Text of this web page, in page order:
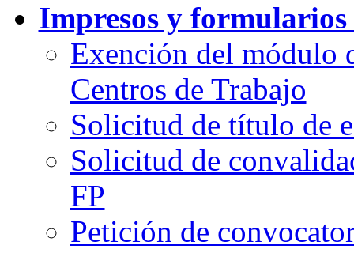
Impresos y formularios
Exención del módulo
Centros de Trabajo
Solicitud de título de
Solicitud de
FP
Petición de